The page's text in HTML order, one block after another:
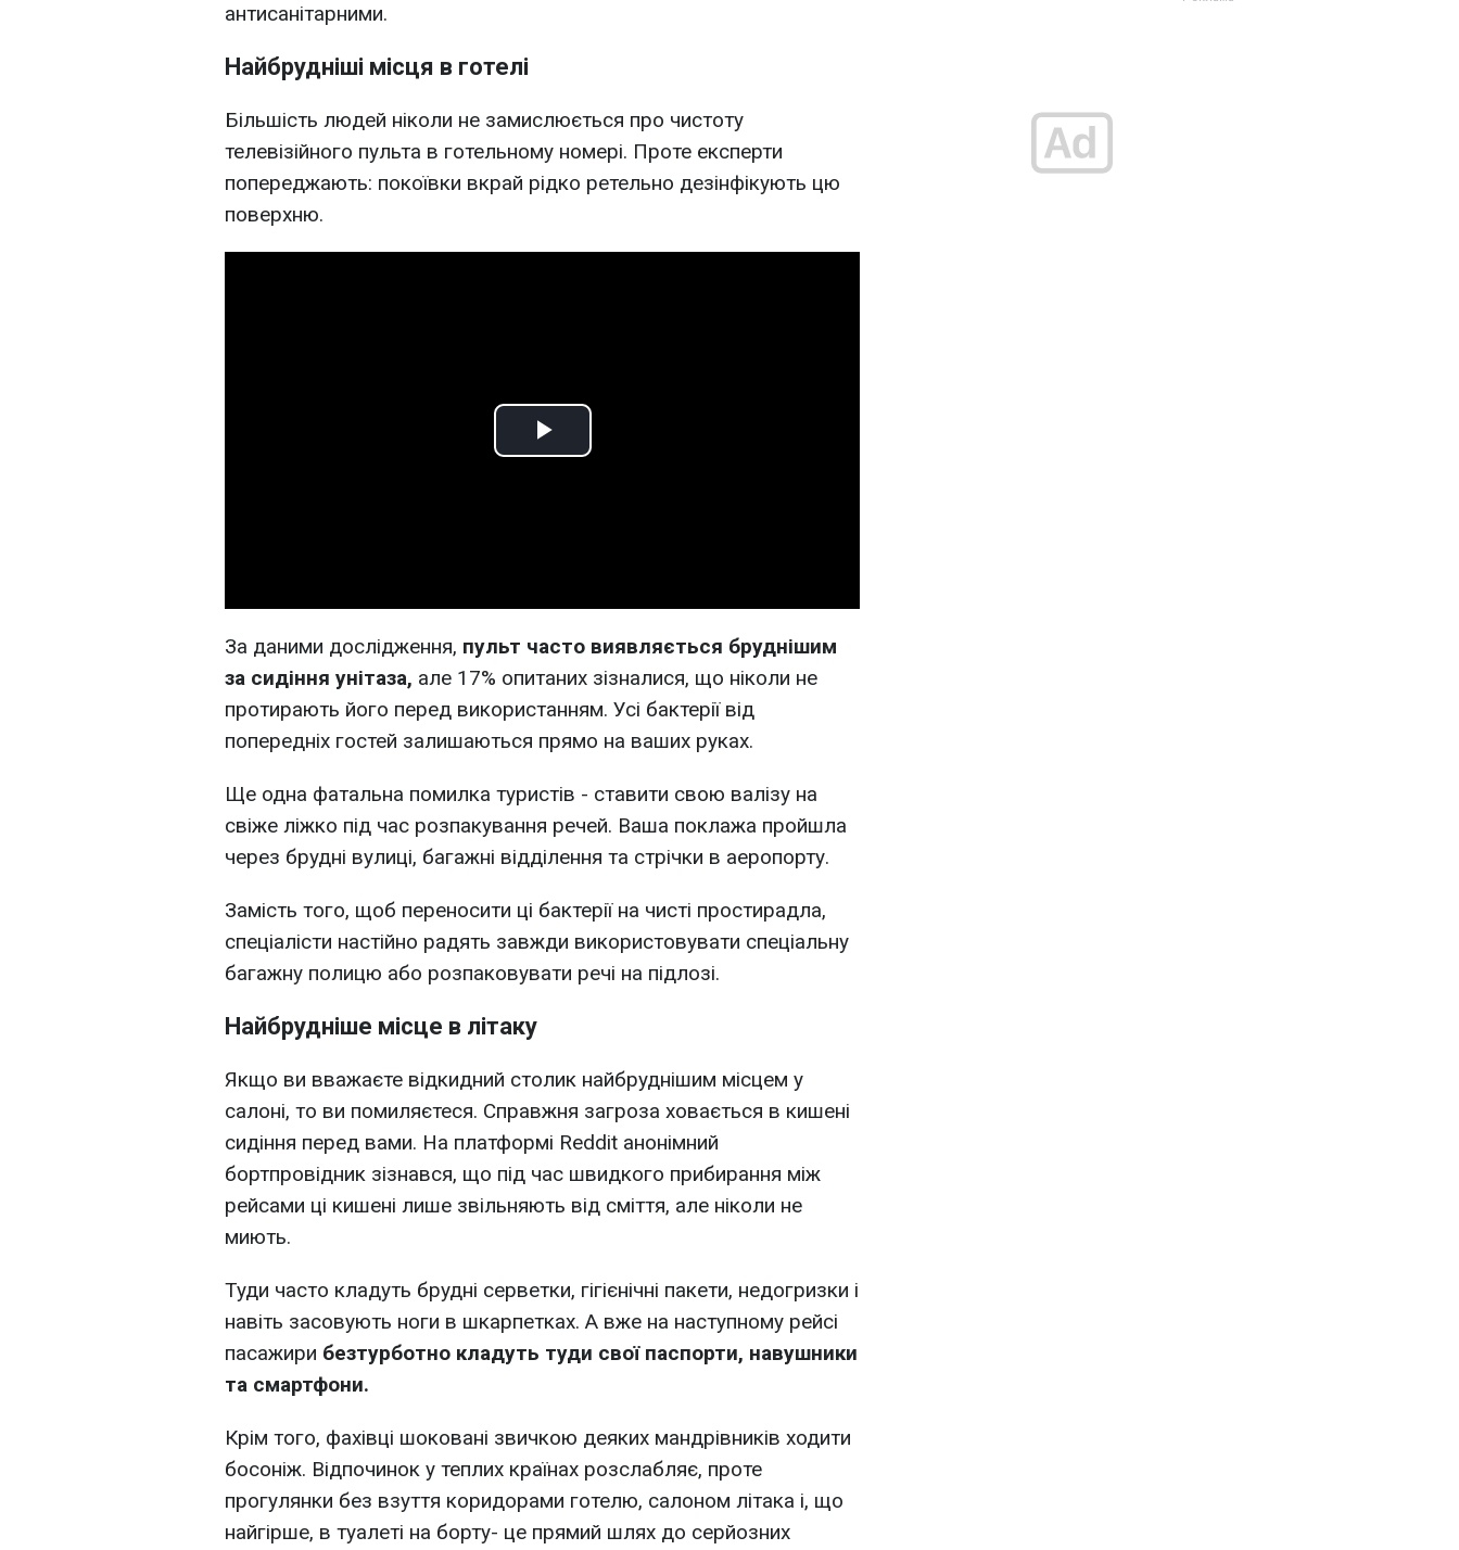
антисанітарними.
Найбрудніші місця в готелі
Більшість людей ніколи не замислюється про чистоту
телевізійного пульта в готельному номері. Проте експерти
попереджають: покоївки вкрай рідко ретельно дезінфікують цю
поверхню.
Play
За даними дослідження, пульт часто виявляється бруднішим
за сидіння унітаза, але 17% опитаних зізналися, що ніколи не
протирають його перед використанням. Усі бактерії від
попередніх гостей залишаються прямо на ваших руках.
Ще одна фатальна помилка туристів - ставити свою валізу на
свіже ліжко під час розпакування речей. Ваша поклажа пройшла
через брудні вулиці, багажні відділення та стрічки в аеропорту.
Замість того, щоб переносити ці бактерії на чисті простирадла,
спеціалісти настійно радять завжди використовувати спеціальну
багажну полицю або розпаковувати речі на підлозі.
Найбрудніше місце в літаку
Якщо ви вважаєте відкидний столик найбруднішим місцем у
салоні, то ви помиляєтеся. Справжня загроза ховається в кишені
сидіння перед вами. На платформі Reddit анонімний
бортпровідник зізнався, що під час швидкого прибирання між
рейсами ці кишені лише звільняють від сміття, але ніколи не
миють.
Туди часто кладуть брудні серветки, гігієнічні пакети, недогризки і
навіть засовують ноги в шкарпетках. А вже на наступному рейсі
пасажири безтурботно кладуть туди свої паспорти, навушники
та смартфони.
Крім того, фахівці шоковані звичкою деяких мандрівників ходити
босоніж. Відпочинок у теплих країнах розслабляє, проте
прогулянки без взуття коридорами готелю, салоном літака і, що
найгірше, в туалеті на борту- це прямий шлях до серйозних